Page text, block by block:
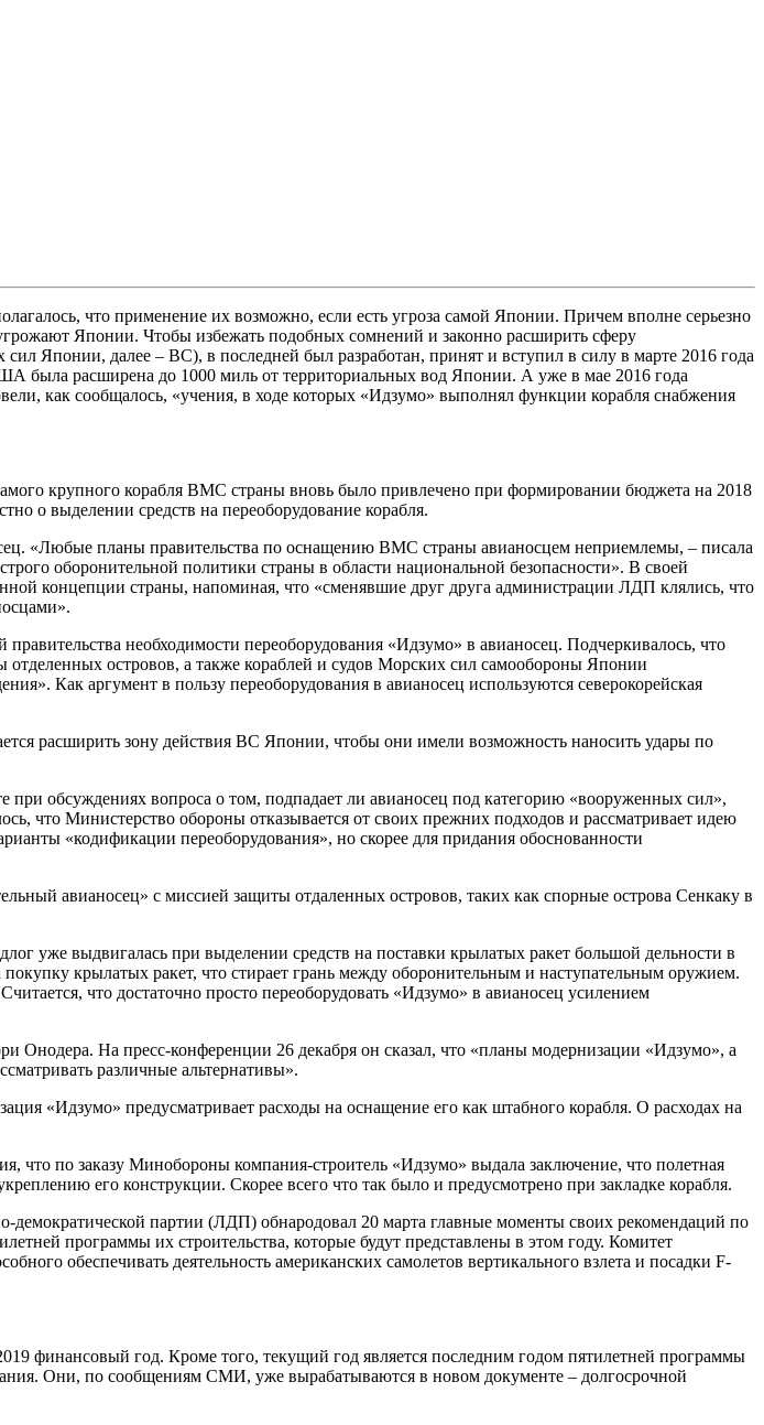
что применение их возможно, если есть угроза самой Японии. Причем вполне серьезно
Японии. Чтобы избежать подобных сомнений и законно расширить сферу
далее – ВС), в последней был разработан, принят и вступил в силу в марте 2016 года
расширена до 1000 миль от территориальных вод Японии. А уже в мае 2016 года
как сообщалось, «учения, в ходе которых «Идзумо» выполнял функции корабля снабжения
крупного корабля ВМС страны вновь было привлечено при формировании бюджета на 2018
о выделении средств на переоборудование корабля.
«Любые планы правительства по оснащению ВМС страны авианосцем неприемлемы, – писала
оборонительной политики страны в области национальной безопасности». В своей
концепции страны, напоминая, что «сменявшие друг друга администрации ЛДП клялись, что
необходимости переоборудования «Идзумо» в авианосец. Подчеркивалось, что
отделенных островов, а также кораблей и судов Морских сил самообороны Японии
Как аргумент в пользу переоборудования в авианосец используются северокорейская
расширить зону действия ВС Японии, чтобы они имели возможность наносить удары по
обсуждениях вопроса о том, подпадает ли авианосец под категорию «вооруженных сил»,
что Министерство обороны отказывается от своих прежних подходов и рассматривает идею
«кодификации переоборудования», но скорее для придания обоснованности
авианосец» с миссией защиты отдаленных островов, таких как спорные острова Сенкаку в
уже выдвигалась при выделении средств на поставки крылатых ракет большой дельности в
крылатых ракет, что стирает грань между оборонительным и наступательным оружием.
что достаточно просто переоборудовать «Идзумо» в авианосец усилением
На пресс-конференции 26 декабря он сказал, что «планы модернизации «Идзумо», а
различные альтернативы».
«Идзумо» предусматривает расходы на оснащение его как штабного корабля. О расходах на
что по заказу Минобороны компания-строитель «Идзумо» выдала заключение, что полетная
его конструкции. Скорее всего что так было и предусмотрено при закладке корабля.
демократической партии (ЛДП) обнародовал 20 марта главные моменты своих рекомендаций по
программы их строительства, которые будут представлены в этом году. Комитет
обеспечивать деятельность американских самолетов вертикального взлета и посадки F-
финансовый год. Кроме того, текущий год является последним годом пятилетней программы
Они, по сообщениям СМИ, уже вырабатываются в новом документе – долгосрочной